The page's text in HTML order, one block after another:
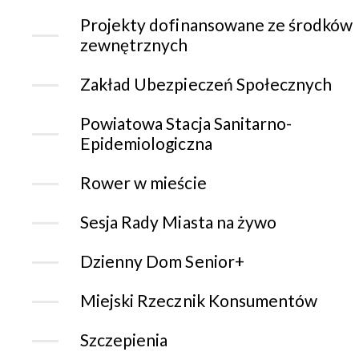
Projekty dofinansowane ze środków
zewnętrznych
Zakład Ubezpieczeń Społecznych
Powiatowa Stacja Sanitarno-
Epidemiologiczna
Rower w mieście
Sesja Rady Miasta na żywo
Dzienny Dom Senior+
Miejski Rzecznik Konsumentów
Szczepienia